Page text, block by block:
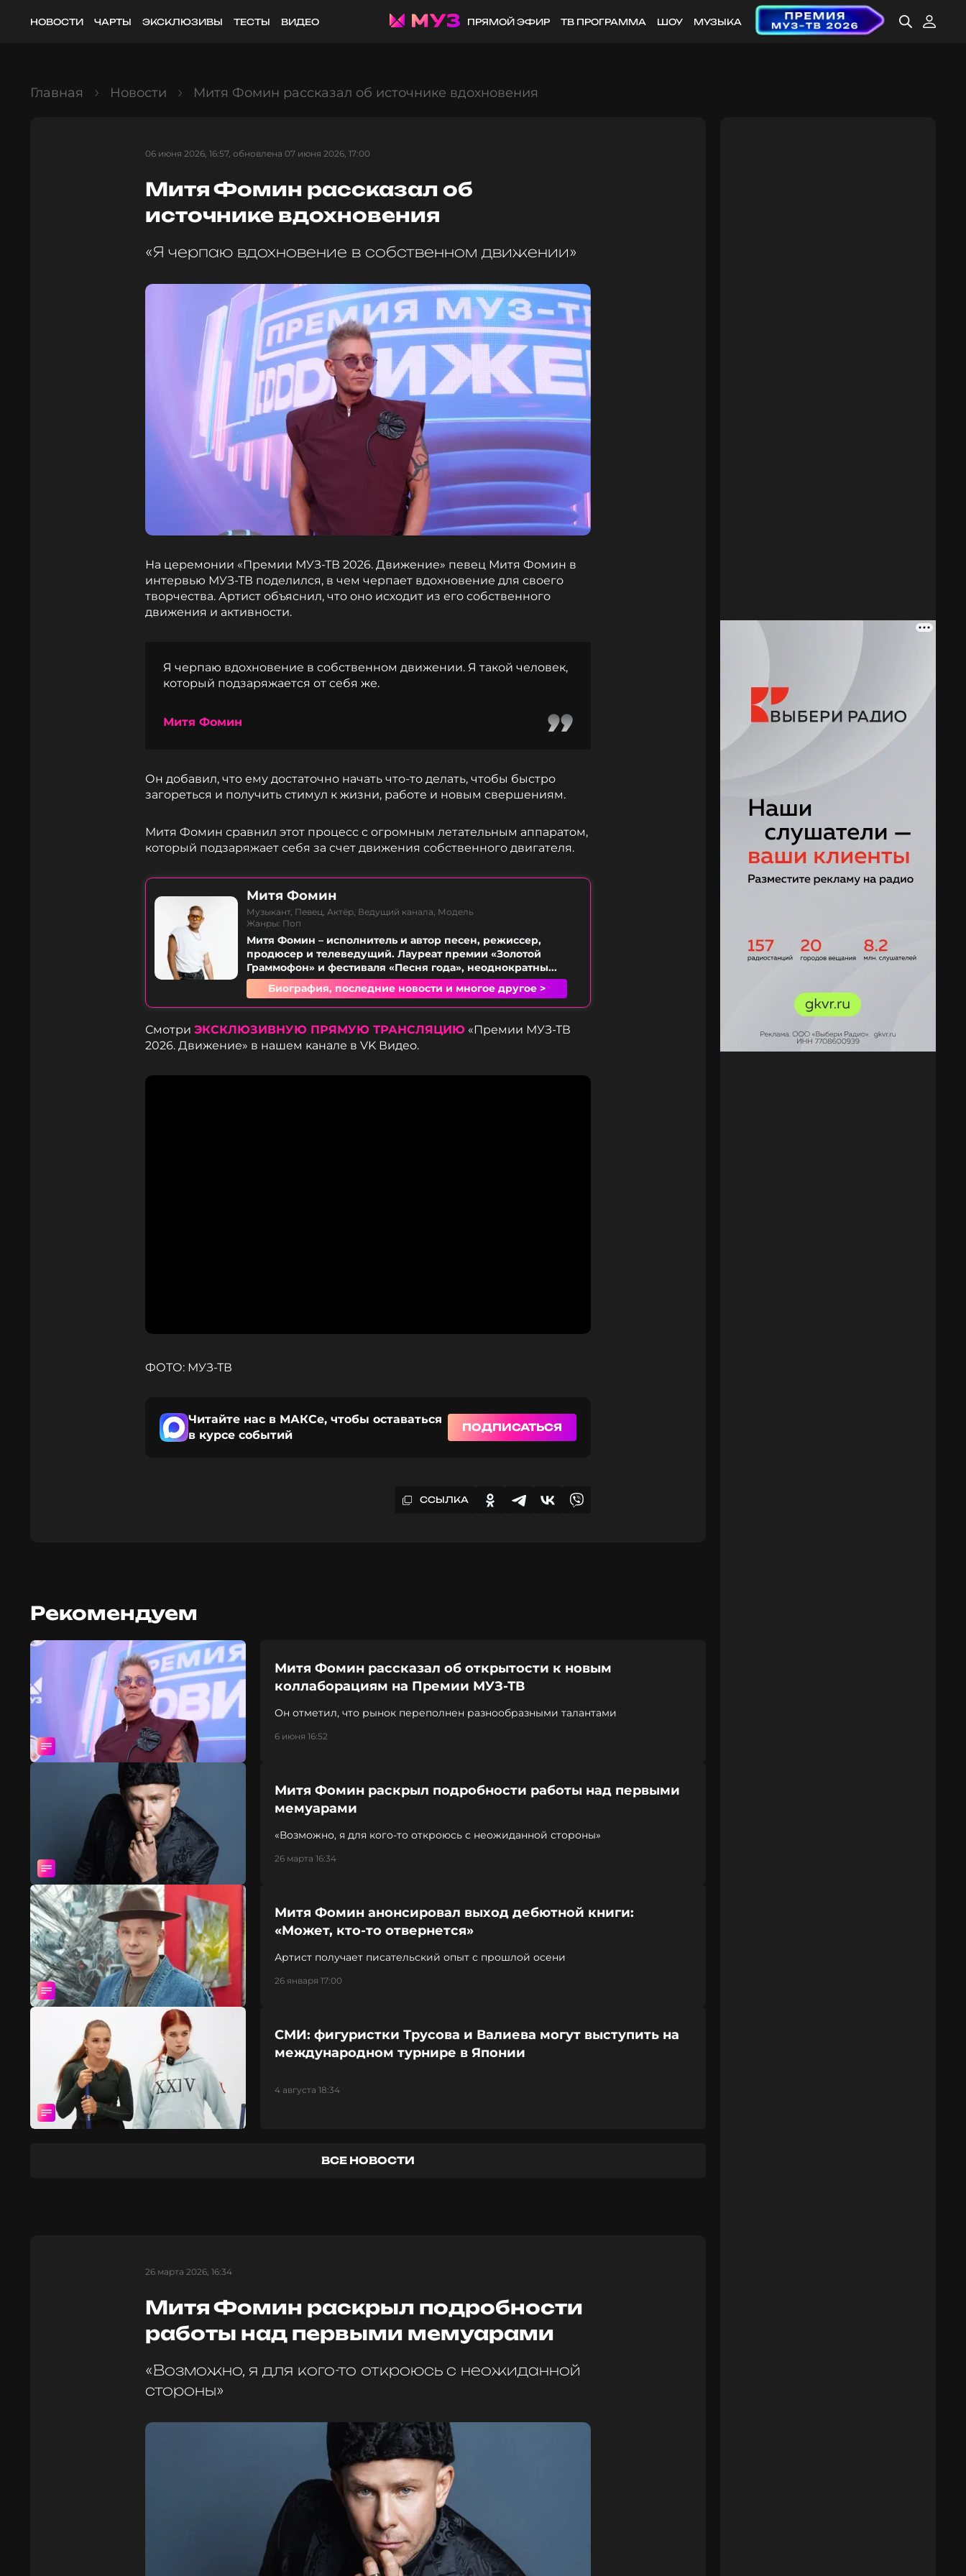
НОВОСТИ ЧАРТЫ ЭКСКЛЮЗИВЫ ТЕСТЫ ВИДЕО ПРЯМОЙ ЭФИР ТВ ПРОГРАММА ШОУ МУЗЫКА
Главная Новости Митя Фомин рассказал об источнике вдохновения
06 июня 2026, 16:57, обновлена 07 июня 2026, 17:00
Митя Фомин рассказал об
источнике вдохновения
«Я черпаю вдохновение в собственном движении»
На церемонии «Премии МУЗ-ТВ 2026. Движение» певец Митя Фомин в
интервью МУЗ-ТВ поделился, в чем черпает вдохновение для своего
творчества. Артист объяснил, что оно исходит из его собственного
движения и активности.
Я черпаю вдохновение в собственном движении. Я такой человек,
который подзаряжается от себя же.
Митя Фомин
Он добавил, что ему достаточно начать что-то делать, чтобы быстро
загореться и получить стимул к жизни, работе и новым свершениям.
Митя Фомин сравнил этот процесс с огромным летательным аппаратом,
который подзаряжает себя за счет движения собственного двигателя.
Митя Фомин
Музыкант, Певец, Актёр, Ведущий канала, Модель
Жанры: Поп
Митя Фомин – исполнитель и автор песен, режиссер,
продюсер и телеведущий. Лауреат премии «Золотой
Граммофон» и фестиваля «Песня года», неоднократны...
Биография, последние новости и многое другое >
Смотри ЭКСКЛЮЗИВНУЮ ПРЯМУЮ ТРАНСЛЯЦИЮ «Премии МУЗ-ТВ
2026. Движение» в нашем канале в VK Видео.
ФОТО: МУЗ-ТВ
Читайте нас в МАКСе, чтобы оставаться
в курсе событий
ПОДПИСАТЬСЯ
ССЫЛКА
Рекомендуем
Митя Фомин рассказал об открытости к новым
коллаборациям на Премии МУЗ-ТВ
Он отметил, что рынок переполнен разнообразными талантами
6 июня 16:52
Митя Фомин раскрыл подробности работы над первыми
мемуарами
«Возможно, я для кого-то откроюсь с неожиданной стороны»
26 марта 16:34
Митя Фомин анонсировал выход дебютной книги:
«Может, кто-то отвернется»
Артист получает писательский опыт с прошлой осени
26 января 17:00
СМИ: фигуристки Трусова и Валиева могут выступить на
международном турнире в Японии
4 августа 18:34
ВСЕ НОВОСТИ
26 марта 2026, 16:34
Митя Фомин раскрыл подробности
работы над первыми мемуарами
«Возможно, я для кого-то откроюсь с неожиданной
стороны»